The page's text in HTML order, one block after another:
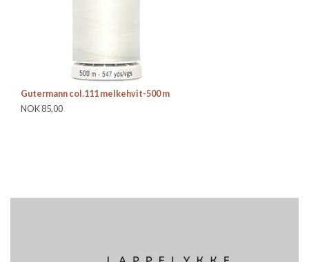
Gutermann col.111 melkehvit-500 m
NOK 85,00